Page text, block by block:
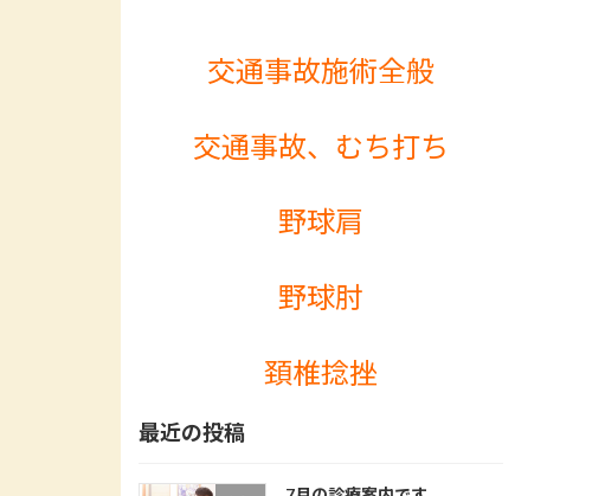
交通事故施術全般
交通事故、むち打ち
野球肩
野球肘
頚椎捻挫
最近の投稿